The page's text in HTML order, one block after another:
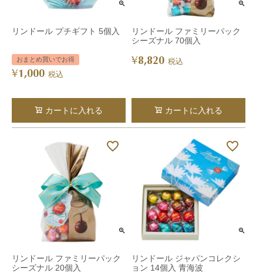
リンドール プチギフト 5個入
おまとめ買いでお得
¥1,000 税込
カートに入れる
リンドール ファミリーパック
シーズナル 70個入
¥8,820 税込
カートに入れる
リンドール ファミリーパック
シーズナル 20個入
リンドール ジャパンコレクシ
ョン 14個入 青海波